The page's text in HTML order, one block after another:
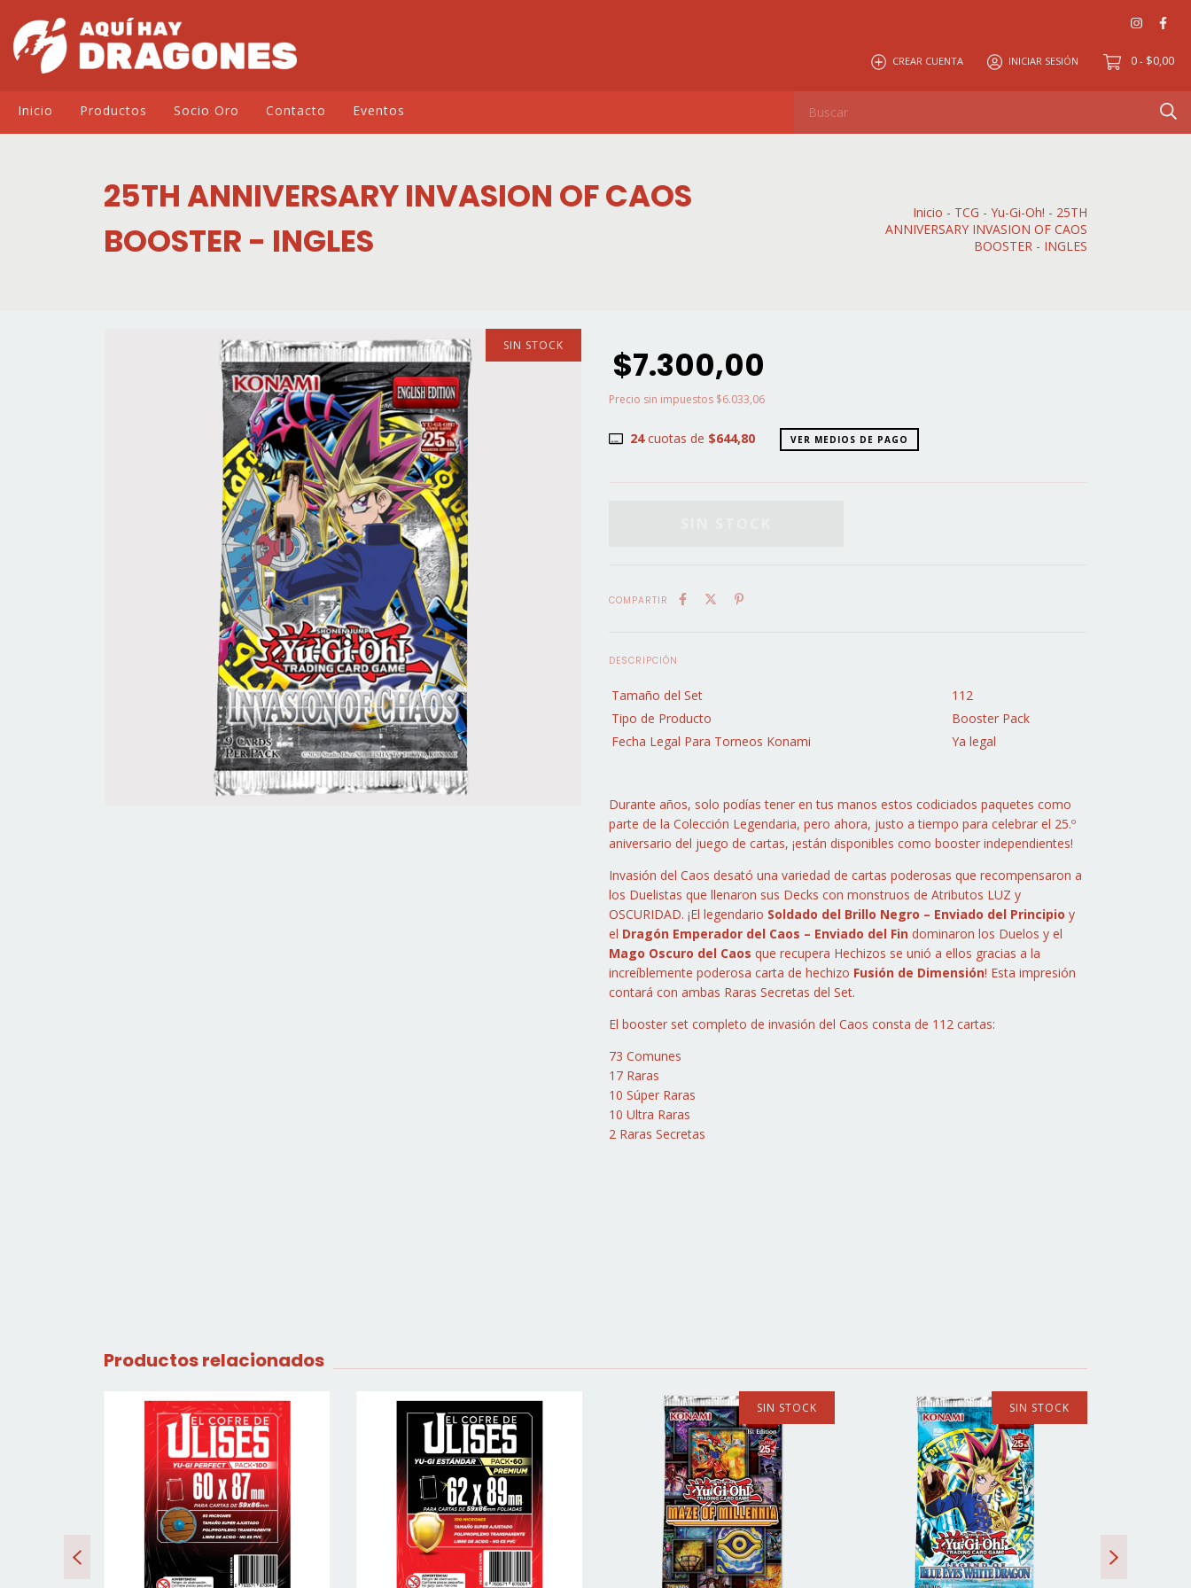
CREAR CUENTA INICIAR SESIÓN 0 - $0,00
Inicio Productos Socio Oro Contacto Eventos
25TH ANNIVERSARY INVASION OF CAOS
BOOSTER - INGLES
Inicio - TCG - Yu-Gi-Oh! - 25TH
ANNIVERSARY INVASION OF CAOS
BOOSTER - INGLES
SIN STOCK $7.300,00
Precio sin impuestos $6.033,06
24cuotas de $644,80 VER MEDIOS DE PAGO
COMPARTIR
DESCRIPCIÓN
Tamaño del Set
112
Tipo de Producto
Booster Pack
Fecha Legal Para Torneos Konami
Ya legal
Durante años, solo podías tener en tus manos estos codiciados paquetes como
parte de la Colección Legendaria, pero ahora, justo a tiempo para celebrar el 25.º
aniversario del juego de cartas, ¡están disponibles como booster independientes!
Invasión del Caos desató una variedad de cartas poderosas que recompensaron a
los Duelistas que llenaron sus Decks con monstruos de Atributos LUZ y
OSCURIDAD. ¡El legendario Soldado del Brillo Negro – Enviado del Principio y
el Dragón Emperador del Caos – Enviado del Fin dominaron los Duelos y el
Mago Oscuro del Caos que recupera Hechizos se unió a ellos gracias a la
increíblemente poderosa carta de hechizo Fusión de Dimensión! Esta impresión
contará con ambas Raras Secretas del Set.
El booster set completo de invasión del Caos consta de 112 cartas:
73 Comunes
17 Raras
10 Súper Raras
10 Ultra Raras
2 Raras Secretas
Productos relacionados
SIN STOCK SIN STOCK